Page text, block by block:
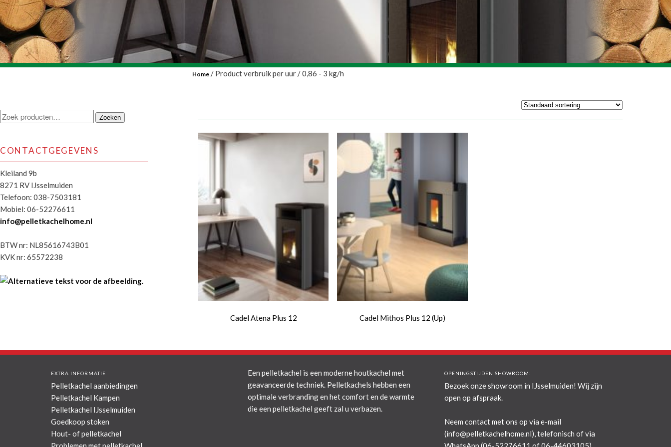
Home/ Product verbruik per uur / 0,86 - 3 kg/h
Cadel Atena Plus 12 Cadel Mithos Plus 12 (Up)
Zoeken
Zoeken
CONTACTGEGEVENS
Kleiland 9b
8271 RV IJsselmuiden
Telefoon: 038-7503181
Mobiel: 06-52276611
info@pelletkachelhome.nl
BTW nr: NL85616743B01
KVK nr: 65572238
EXTRA INFORMATIE
Pelletkachel aanbiedingen
Pelletkachel Kampen
Pelletkachel IJsselmuiden
Goedkoop stoken
Hout- of pelletkachel
Een pelletkachel is een moderne houtkachel met
geavanceerde techniek. Pelletkachels hebben een
optimale verbranding en het comfort en de warmte
die een pelletkachel geeft zal u verbazen.
OPENINGSTIJDEN SHOWROOM:
Bezoek onze showroom in IJsselmuiden! Wij zijn
open op afspraak.
Neem contact met ons op via e-mail
(info@pelletkachelhome.nl), telefonisch of via